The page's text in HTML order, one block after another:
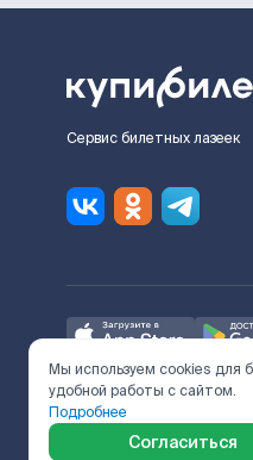
Сервис билетных лазеек
Ж/Д билеты
с Поставщиком услуг и
включает сервисный
Мы используем cookies для
удобной работы с сайтом.
Подробнее
Согласиться